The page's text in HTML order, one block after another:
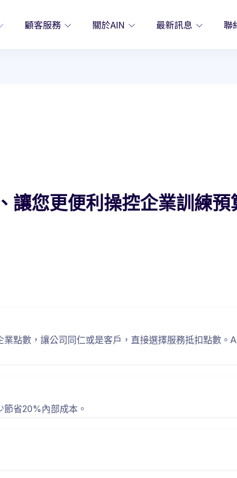
顧客服務 關於AIN 最新訊息 聯
讓您更便利操控企業訓練預
點數，讓公司同仁或是客戶，直接選擇服務抵扣點數
省20%內部成本。